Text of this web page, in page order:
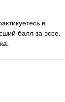
в
балл за эссе.